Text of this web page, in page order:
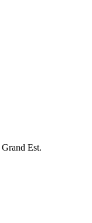
Grand Est.